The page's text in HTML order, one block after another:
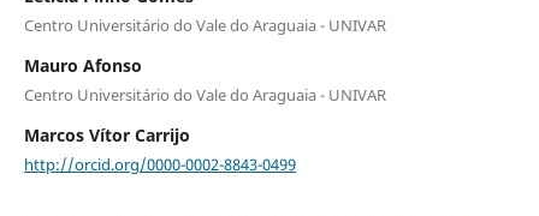
Centro Universitário do Vale do Araguaia - UNIVAR
Mauro Afonso
Centro Universitário do Vale do Araguaia - UNIVAR
Marcos Vítor Carrijo
http://orcid.org/0000-0002-8843-0499